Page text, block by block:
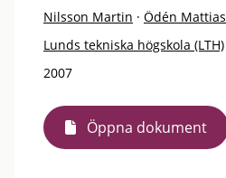
Nilsson Martin · Ödén Mattias
Lunds tekniska högskola (LTH)
2007
Öppna dokument